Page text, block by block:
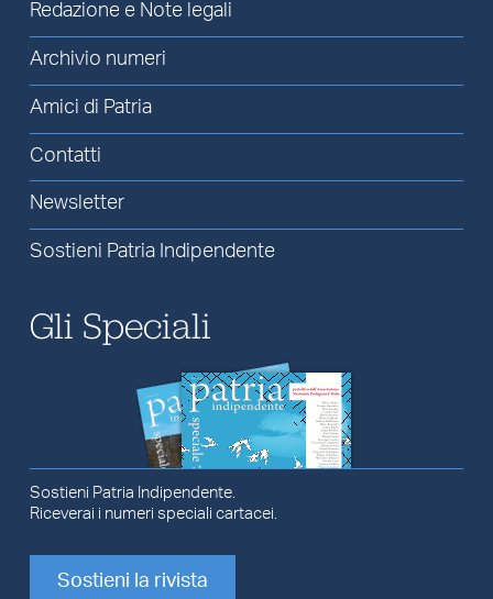
Redazione e Note legali
Archivio numeri
Amici di Patria
Contatti
Newsletter
Sostieni Patria Indipendente
Gli Speciali
Sostieni Patria Indipendente.
Riceverai i numeri speciali cartacei.
Sostieni la rivista